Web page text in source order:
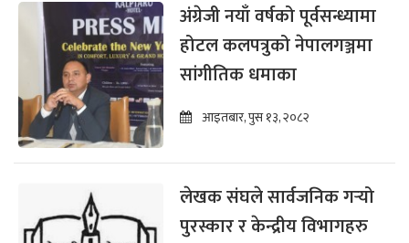
अंग्रेजी नयाँ वर्षको पूर्वसन्ध्यामा
होटल कलपत्रुको नेपालगञ्जमा
सांगीतिक धमाका
आइतबार, पुस १३, २०८२
लेखक संघले सार्वजनिक गर्‍यो
पुरस्कार र केन्द्रीय विभागहरु